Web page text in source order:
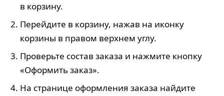
в корзину.
Перейдите в корзину, нажав на иконку
корзины в правом верхнем углу.
Проверьте состав заказа и нажмите кнопку
«Оформить заказ».
На странице оформления заказа найдите